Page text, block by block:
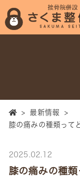
> 最新情報
>
膝の痛みの種類って
2025.02.12
膝の痛みの種類